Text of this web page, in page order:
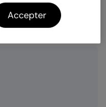
1 carte
Accepter